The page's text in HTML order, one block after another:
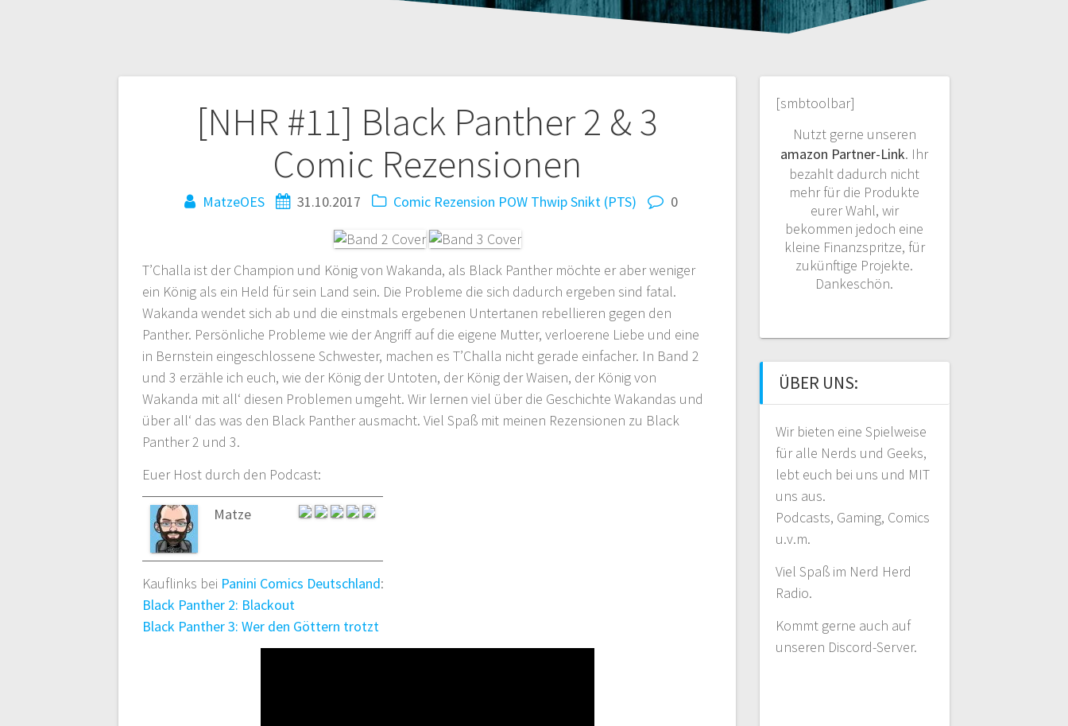
[NHR #11] Black Panther 2 & 3
Comic Rezensionen
MatzeOES 31.10.2017 Comic Rezension POW Thwip Snikt (PTS) 0
T’Challa ist der Champion und König von Wakanda, als Black Panther möchte er aber weniger
ein König als ein Held für sein Land sein. Die Probleme die sich dadurch ergeben sind fatal.
Wakanda wendet sich ab und die einstmals ergebenen Untertanen rebellieren gegen den
Panther. Persönliche Probleme wie der Angriff auf die eigene Mutter, verloerene Liebe und eine
in Bernstein eingeschlossene Schwester, machen es T’Challa nicht gerade einfacher. In Band 2
und 3 erzähle ich euch, wie der König der Untoten, der König der Waisen, der König von
Wakanda mit all‘ diesen Problemen umgeht. Wir lernen viel über die Geschichte Wakandas und
über all‘ das was den Black Panther ausmacht. Viel Spaß mit meinen Rezensionen zu Black
Panther 2 und 3.
Euer Host durch den Podcast:
Matze
Kauflinks bei Panini Comics Deutschland:
Black Panther 2: Blackout
Black Panther 3: Wer den Göttern trotzt
Beitragsnavigation
[smbtoolbar]
Nutzt gerne unseren
amazon Partner-Link. Ihr
bezahlt dadurch nicht
mehr für die Produkte
eurer Wahl, wir
bekommen jedoch eine
kleine Finanzspritze, für
zukünftige Projekte.
Dankeschön.
ÜBER UNS:
Wir bieten eine Spielweise
für alle Nerds und Geeks,
lebt euch bei uns und MIT
uns aus.
Podcasts, Gaming, Comics
u.v.m.
Viel Spaß im Nerd Herd
Radio.
Kommt gerne auch auf
unseren Discord-Server.